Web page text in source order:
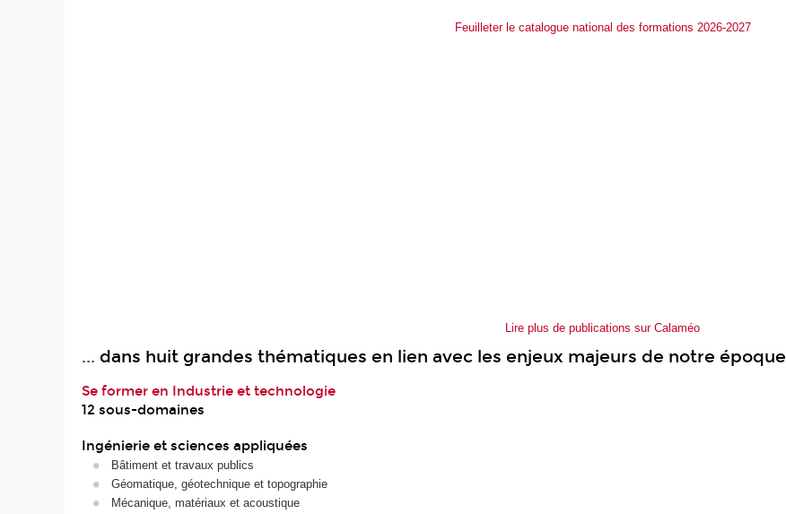
Feuilleter le catalogue national des formations 2026-2027
Lire plus de publications sur Calaméo
... dans huit grandes thématiques en lien avec les enjeux majeurs de notre époque
Se former en Industrie et technologie
12 sous-domaines
Ingénierie et sciences appliquées
Bâtiment et travaux publics
Géomatique, géotechnique et topographie
Mécanique, matériaux et acoustique